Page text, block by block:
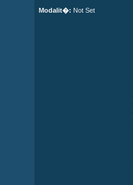
Modalit�: Not Set